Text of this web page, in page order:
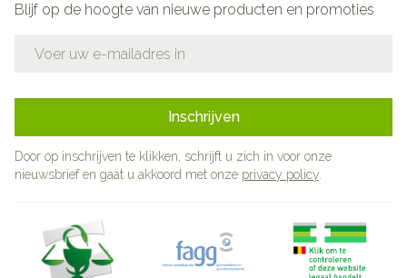
Blijf op de hoogte van nieuwe producten en promoties
Inschrijven
Door op inschrijven te klikken, schrijft u zich in voor onze
nieuwsbrief en gaat u akkoord met onze privacy policy